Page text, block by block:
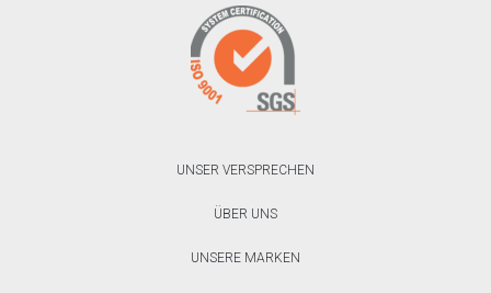
UNSER VERSPRECHEN
ÜBER UNS
UNSERE MARKEN